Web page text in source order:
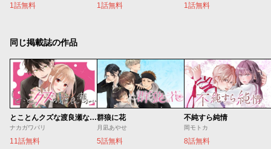
1話無料 1話無料 1話無料
同じ掲載誌の作品
とことんクズな渡良瀬なのに
ナカガワパリ
11話無料
群狼に花
月凪あやせ
5話無料
不純すら純情
岡モトカ
8話無料